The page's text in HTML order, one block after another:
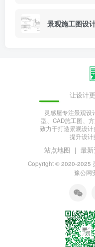
景观施工图设
让设计
灵感屋专注景观设
型、CAD施工图、
致力于打造景观设
提升设计
站点地图 | 最
Copyright © 2020-2025
豫公网